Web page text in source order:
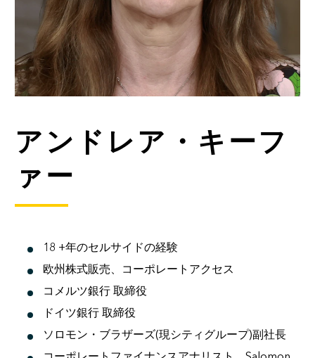
アンドレア・キーフ
ァー
18 +年のセルサイドの経験
欧州株式販売、コーポレートアクセス
コメルツ銀行 取締役
ドイツ銀行 取締役
ソロモン・ブラザーズ(現シティグループ)副社長